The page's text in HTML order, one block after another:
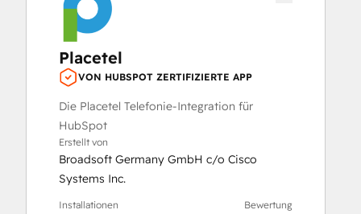
Placetel
VON HUBSPOT ZERTIFIZIERTE APP
Die Placetel Telefonie-Integration für
HubSpot
Erstellt von
Broadsoft Germany GmbH c/o Cisco
Systems Inc.
Installationen Bewertung